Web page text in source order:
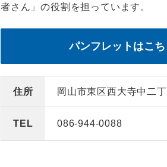
者さん」の役割を担っています。
パンフレットはこち
住所 岡山市東区西大寺中二
TEL 086-944-0088